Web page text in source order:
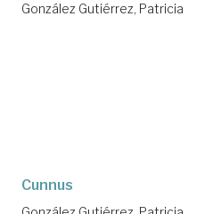
González Gutiérrez, Patricia
Cunnus